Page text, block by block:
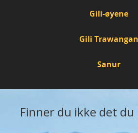
Gili-øyene
Gili Trawangan
Sanur
Finner du ikke det